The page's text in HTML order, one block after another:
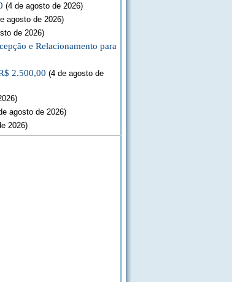
(4 de agosto de 2026)
agosto de 2026)
de 2026)
e Relacionamento para
2.500,00 (4 de agosto de
agosto de 2026)
2026)